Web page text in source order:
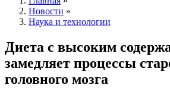
Новости »
Наука и технологии
Диета с высоким
замедляет процессы
головного мозга